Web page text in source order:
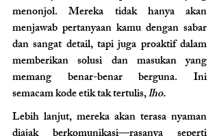
menonjol. Mereka tidak hanya akan
menjawab pertanyaan kamu dengan sabar
dan sangat detail, tapi juga proaktif dalam
memberikan solusi dan masukan yang
memang benar-benar berguna. Ini
semacam kode etik tak tertulis, lho.
Lebih lanjut, mereka akan terasa nyaman